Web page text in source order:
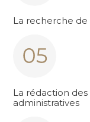
La recherche
La rédaction
administratives